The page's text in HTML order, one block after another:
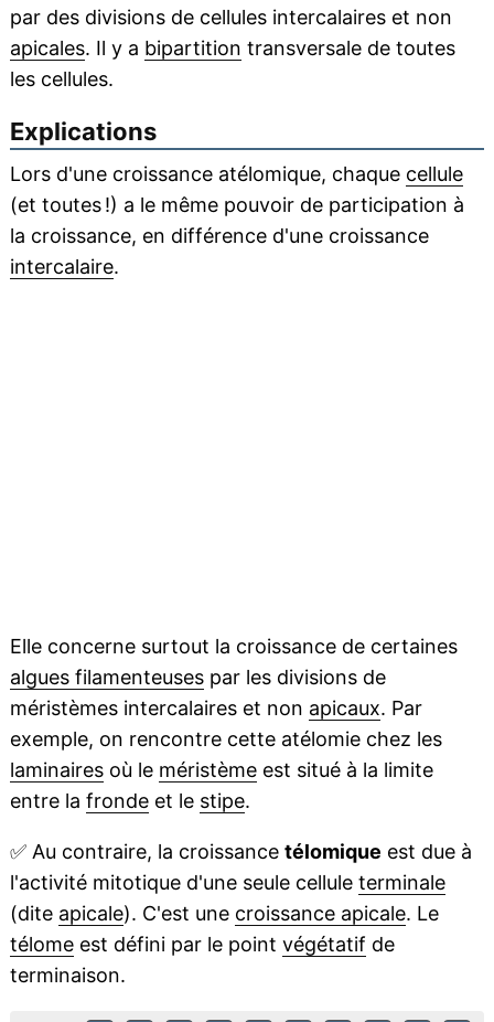
par des divisions de cellules intercalaires et non
apicales. Il y a bipartition transversale de toutes
les cellules.
Explications
Lors d'une croissance atélomique, chaque cellule
(et toutes !) a le même pouvoir de participation à
la croissance, en différence d'une croissance
intercalaire.
Elle concerne surtout la croissance de certaines
algues filamenteusespar les divisions de
méristèmes intercalaires et non apicaux. Par
exemple, on rencontre cette atélomie chez les
laminairesoù le méristèmeest situé à la limite
entre la frondeet le stipe.
✅Au contraire, la croissance télomique est due à
l'activité mitotique d'une seule cellule terminale
(dite apicale). C'est une croissance apicale. Le
télomeest défini par le point végétatif de
terminaison.